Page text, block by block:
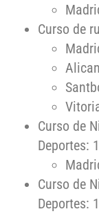
Curso de
Curso de
Deportes:
Curso de
Deportes: